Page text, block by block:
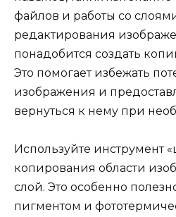
файлов и работы со
редактирования
понадобится создать
Это помогает избежать
изображения и
вернуться к нему при
Используйте инструмент
копирования области
слой. Это особенно
пигментом и